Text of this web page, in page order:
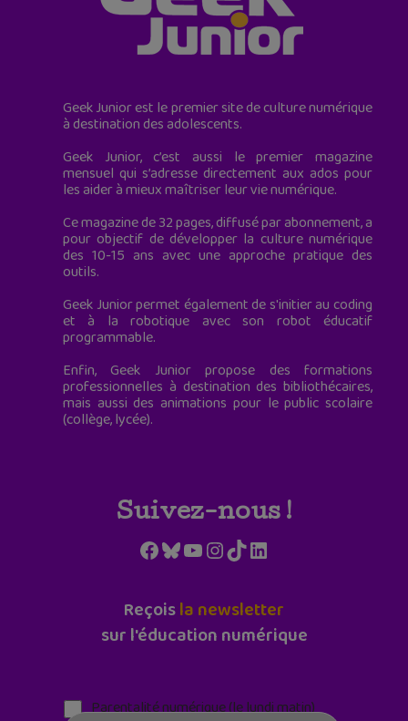
Geek Junior est le premier site de culture numérique
à destination des adolescents.
Geek Junior, c’est aussi le premier magazine
mensuel qui s’adresse directement aux ados pour
les aider à mieux maîtriser leur vie numérique.
Ce magazine de 32 pages, diffusé par abonnement, a
pour objectif de développer la culture numérique
des 10-15 ans avec une approche pratique des
outils.
Geek Junior permet également de s'initier au coding
et à la robotique avec son robot éducatif
programmable.
Enfin, Geek Junior propose des formations
professionnelles à destination des bibliothécaires,
mais aussi des animations pour le public scolaire
(collège, lycée).
Suivez-nous !
Facebook
Bluesky
YouTube
Instagram
TikTokLinkedIn
Reçoisla newsletter
sur l'éducation numérique
Parentalité numérique (le lundi matin)